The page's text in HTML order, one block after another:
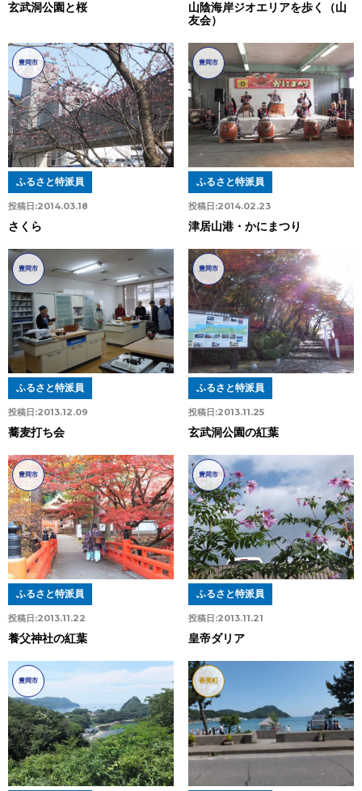
玄武洞公園と桜
山陰海岸ジオエリアを歩く（山
友会）
豊岡市
投稿日:2014.03.18
ふるさと特派員
さくら
豊岡市
投稿日:2014.02.23
ふるさと特派員
津居山港・かにまつり
豊岡市
投稿日:2013.12.09
ふるさと特派員
蕎麦打ち会
豊岡市
投稿日:2013.11.25
ふるさと特派員
玄武洞公園の紅葉
豊岡市
投稿日:2013.11.22
ふるさと特派員
養父神社の紅葉
豊岡市
投稿日:2013.11.21
ふるさと特派員
皇帝ダリア
豊岡市 香美町